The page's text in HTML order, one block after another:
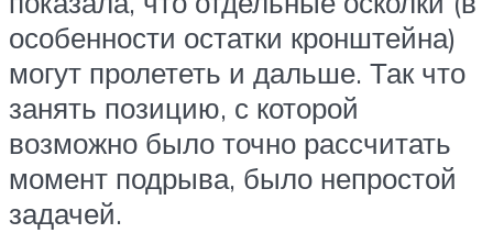
особенности остатки кронштейна)
могут пролететь и дальше. Так что
занять позицию, с которой
возможно было точно рассчитать
момент подрыва, было непростой
задачей.